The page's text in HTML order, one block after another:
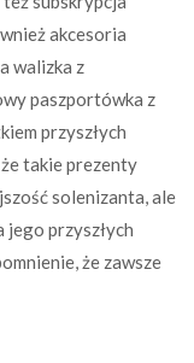
akcesoria
walizka z
paszportówka z
przyszłych
takie prezenty
solenizanta, ale
jego przyszłych
że zawsze